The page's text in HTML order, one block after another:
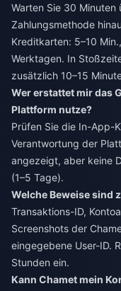
Warten Sie 30
Zahlungsmethode
Kreditkarten: 5–10
Werktagen. In
zusätzlich 10–15
Wer erstattet mir das
Plattform nutze?
Prüfen Sie die In-App-
Verantwortung der
angezeigt, aber keine
(1–5 Tage).
Welche Beweise sind
Transaktions-ID,
Screenshots der
eingegebene User-ID.
Stunden ein.
Kann Chamet mein